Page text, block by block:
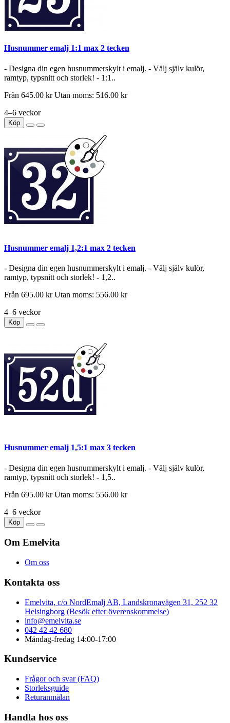
Husnummer emalj 1:1 max 2 tecken
- Designa din egen husnummerskylt i emalj. - Välj själv kulör,
ramtyp, typsnitt och storlek! - 1:1..
Från 645.00 krUtan moms: 516.00 kr
4–6 veckor
Köp
Husnummer emalj 1,2:1 max 2 tecken
- Designa din egen husnummerskylt i emalj. - Välj själv kulör,
ramtyp, typsnitt och storlek! - 1,2..
Från 695.00 krUtan moms: 556.00 kr
4–6 veckor
Köp
Husnummer emalj 1,5:1 max 3 tecken
- Designa din egen husnummerskylt i emalj. - Välj själv kulör,
ramtyp, typsnitt och storlek! - 1,5..
Från 695.00 krUtan moms: 556.00 kr
4–6 veckor
Köp
Om Emelvita
Om oss
Kontakta oss
Emelvita, c/o NordEmalj AB, Landskronavägen 31, 252 32
Helsingborg (Besök efter överenskommelse)
info@emelvita.se
042 42 42 680
Måndag-fredag 14:00-17:00
Kundservice
Frågor och svar (FAQ)
Storleksguide
Returanmälan
Handla hos oss